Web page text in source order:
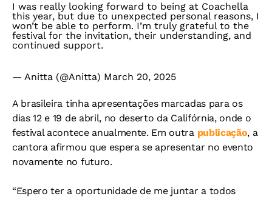
I was really looking forward to being at Coachella
this year, but due to unexpected personal reasons, I
won’t be able to perform. I’m truly grateful to the
festival for the invitation, their understanding, and
continued support.
— Anitta (@Anitta) March 20, 2025
A brasileira tinha apresentações marcadas para os
dias 12 e 19 de abril, no deserto da Califórnia, onde o
festival acontece anualmente. Em outra publicação, a
cantora afirmou que espera se apresentar no evento
novamente no futuro.
“Espero ter a oportunidade de me juntar a todos